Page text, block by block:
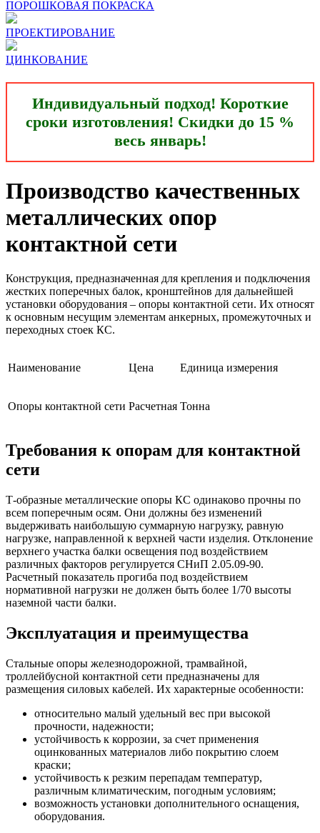
ПОРОШКОВАЯ ПОКРАСКА
ПРОЕКТИРОВАНИЕ
ЦИНКОВАНИЕ
Индивидуальный подход! Короткие
сроки изготовления! Скидки до 15 %
весь январь!
Производство качественных
металлических опор
контактной сети
Конструкция, предназначенная для крепления и подключения
жестких поперечных балок, кронштейнов для дальнейшей
установки оборудования – опоры контактной сети. Их относят
к основным несущим элементам анкерных, промежуточных и
переходных стоек КС.
Наименование Цена Единица измерения
Опоры контактной сети Расчетная Тонна
Требования к опорам для контактной
сети
Т-образные металлические опоры КС одинаково прочны по
всем поперечным осям. Они должны без изменений
выдерживать наибольшую суммарную нагрузку, равную
нагрузке, направленной к верхней части изделия. Отклонение
верхнего участка балки освещения под воздействием
различных факторов регулируется СНиП 2.05.09-90.
Расчетный показатель прогиба под воздействием
нормативной нагрузки не должен быть более 1/70 высоты
наземной части балки.
Эксплуатация и преимущества
Стальные опоры железнодорожной, трамвайной,
троллейбусной контактной сети предназначены для
размещения силовых кабелей. Их характерные особенности:
относительно малый удельный вес при высокой
прочности, надежности;
устойчивость к коррозии, за счет применения
оцинкованных материалов либо покрытию слоем
краски;
устойчивость к резким перепадам температур,
различным климатическим, погодным условиям;
возможность установки дополнительного оснащения,
оборудования.